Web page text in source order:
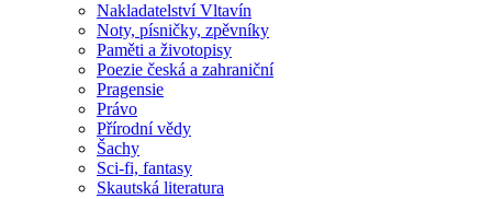
Nakladatelství Vltavín
Noty, písničky, zpěvníky
Paměti a životopisy
Poezie česká a zahraniční
Pragensie
Právo
Přírodní vědy
Šachy
Sci-fi, fantasy
Skautská literatura